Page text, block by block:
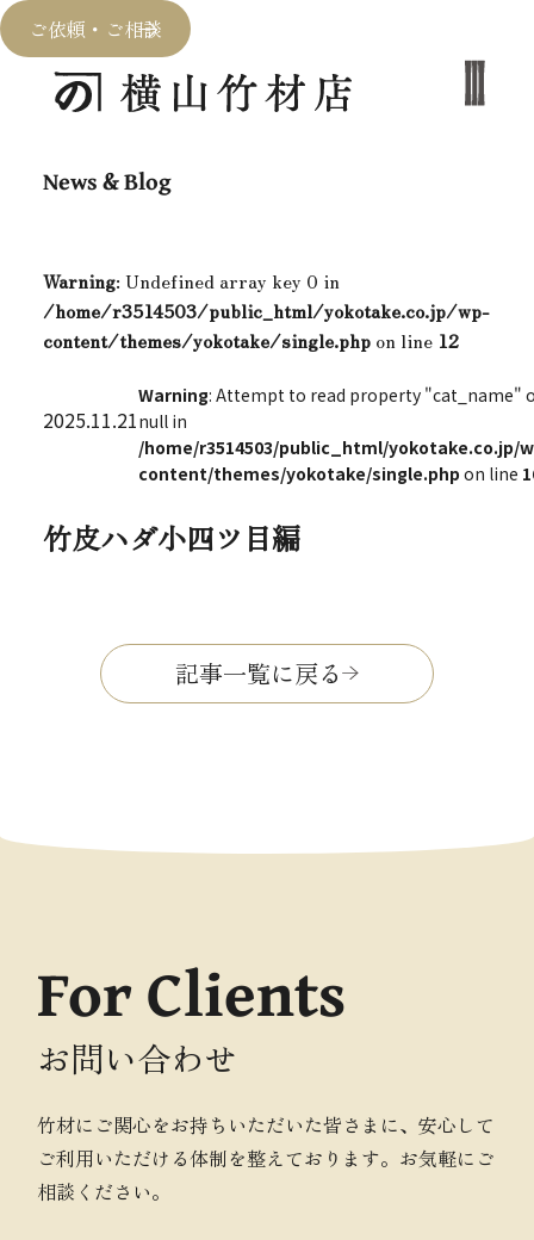
ご依頼・ご相談
News & Blog
Warning: Undefined array key 0 in
/home/r3514503/public_html/yokotake.co.jp/wp-
content/themes/yokotake/single.phpon line 12
2025.11.21
Warning: Attempt to read property "cat_name"
null in
/home/r3514503/public_html/yokotake.co.jp/
content/themes/yokotake/single.php on line
竹皮ハダ小四ツ目編
記事一覧に戻る
For Clients
お問い合わせ
竹材にご関心をお持ちいただいた皆さまに、安心して
ご利用いただける体制を整えております。お気軽にご
相談ください。